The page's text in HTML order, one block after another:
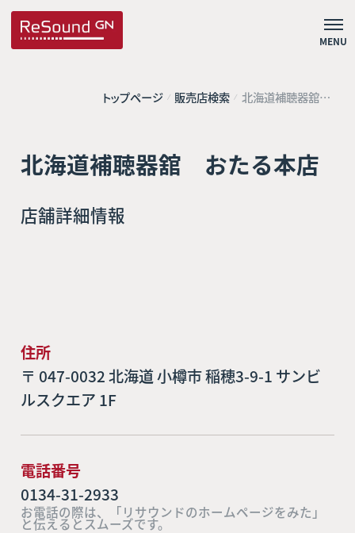
MENU
トップページ 販売店検索 北海道補聴器舘
おたる本店
北海道補聴器舘 おたる本店
店舗詳細情報
住所
〒 047-0032 北海道 小樽市 稲穂3-9-1 サンビ
ルスクエア 1F
電話番号
0134-31-2933
お電話の際は、「リサウンドのホームページをみた」
と伝えるとスムーズです。